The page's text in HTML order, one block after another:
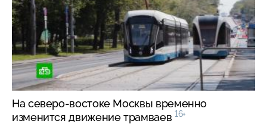
На северо-востокеМосквы временно
изменится движение трамваев 16+